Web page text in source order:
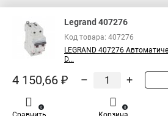
Legrand 407276
Код товара: 407276
LEGRAND 407276
D...
4 150,66 ₽ – +
0 0